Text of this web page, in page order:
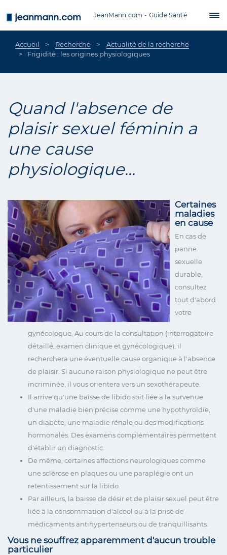
JeanMann.com - Guide Santé
Accueil Recherche
Actualité de la recherche
Frigidité : les origines physiologiques
Quand l'absence de
plaisir sexuel féminin a
une cause
physiologique...
Certaines
maladies
en cause
En cas de
panne
sexuelle
durable,
consultez
tout d'abord
votre
gynécologue. Au cours de la consultation (interrogatoire
détaillé, examen clinique et gynécologique), il
recherchera une éventuelle cause organique à l'absence
de plaisir. Si aucune raison physiologique ne peut être
incriminée, il vous orientera vers un sexothérapeute.
Il arrive qu'une baisse de libido soit liée à la survenue
d'une maladie bien précise comme une hypothyroïdie,
un diabète, une maladie rénale ou des modifications
hormonales. Des examens complémentaires permettent
d'établir un diagnostic.
De même, certaines affections neurologiques comme
une sclérose en plaques ou une paraplégie ont un
retentissement sur la libido.
Par ailleurs, la baisse de désir et de plaisir sexuel peut être
liée à la consommation d'alcool ou à la prise de
médicaments antihypertenseurs ou de tranquillisants.
Vous ne souffrez apparemment d'aucun trouble
particulier